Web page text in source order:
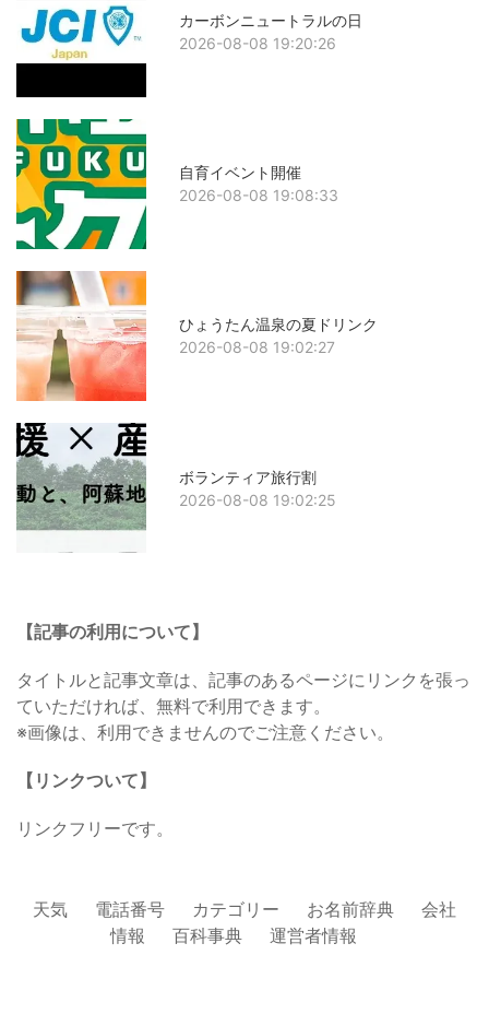
カーボンニュートラルの日
2026-08-08 19:20:26
自育イベント開催
2026-08-08 19:08:33
ひょうたん温泉の夏ドリンク
2026-08-08 19:02:27
ボランティア旅行割
2026-08-08 19:02:25
【記事の利用について】
タイトルと記事文章は、記事のあるページにリンクを張っ
ていただければ、無料で利用できます。
※画像は、利用できませんのでご注意ください。
【リンクついて】
リンクフリーです。
天気 電話番号 カテゴリー お名前辞典
会社
情報
百科事典 運営者情報